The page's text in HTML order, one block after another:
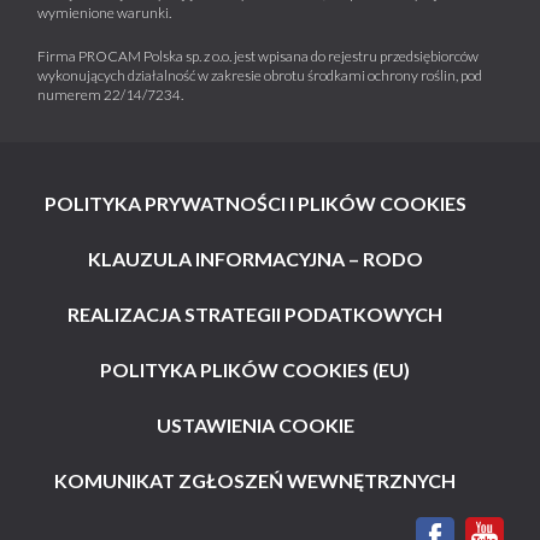
wymienione warunki.
Firma PROCAM Polska sp. z o.o. jest wpisana do rejestru przedsiębiorców
wykonujących działalność w zakresie obrotu środkami ochrony roślin, pod
numerem 22/14/7234.
POLITYKA PRYWATNOŚCI I PLIKÓW COOKIES
KLAUZULA INFORMACYJNA – RODO
REALIZACJA STRATEGII PODATKOWYCH
POLITYKA PLIKÓW COOKIES (EU)
USTAWIENIA COOKIE
KOMUNIKAT ZGŁOSZEŃ WEWNĘTRZNYCH